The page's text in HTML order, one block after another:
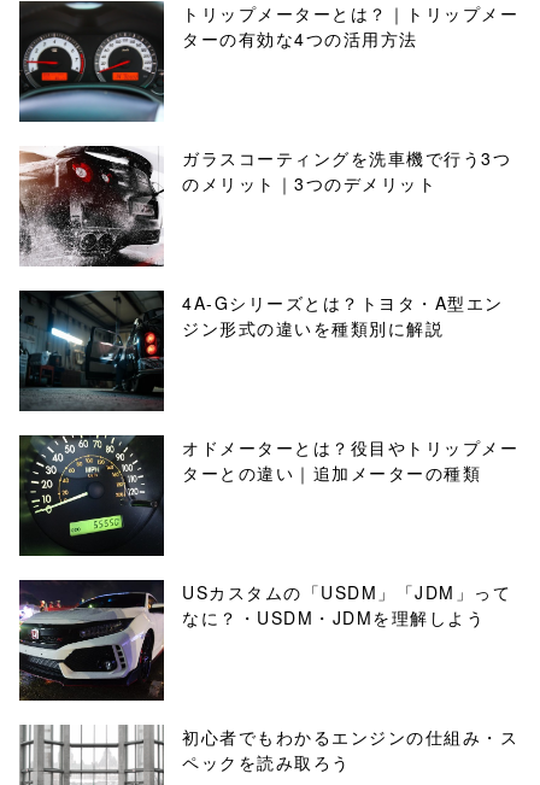
トリップメーターとは？｜トリップメー
ターの有効な4つの活用方法
ガラスコーティングを洗車機で行う3つ
のメリット｜3つのデメリット
4A-Gシリーズとは？トヨタ・A型エン
ジン形式の違いを種類別に解説
オドメーターとは？役目やトリップメー
ターとの違い｜追加メーターの種類
USカスタムの「USDM」「JDM」って
なに？・USDM・JDMを理解しよう
初心者でもわかるエンジンの仕組み・ス
ペックを読み取ろう